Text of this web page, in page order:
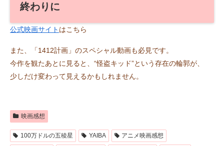
終わりに
公式映画サイト はこちら
また、「1412計画」のスペシャル動画も必見です。
今作を観たあとに見ると、“怪盗キッド”という存在の輪郭が、
少しだけ変わって見えるかもしれません。
映画感想
100万ドルの五稜星 YAIBA アニメ映画感想